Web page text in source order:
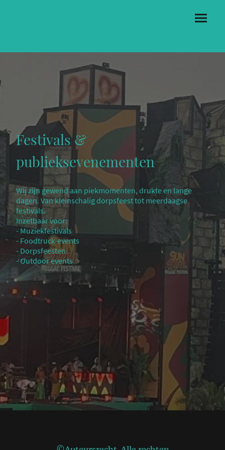
Festivals &
publieksevenementen
Wij zijn gewend aan piekmomenten, drukte en lange
dagen. Van kleinschalig dorpsfeest tot meerdaagse
festivals.
Inzetbaar voor:
- Muziekfestivals
- Foodtruck-events
- Dorpsfeesten
- Outdoor events